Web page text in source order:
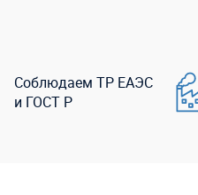
Соблюдаем ТР ЕАЭС
и ГОСТ Р